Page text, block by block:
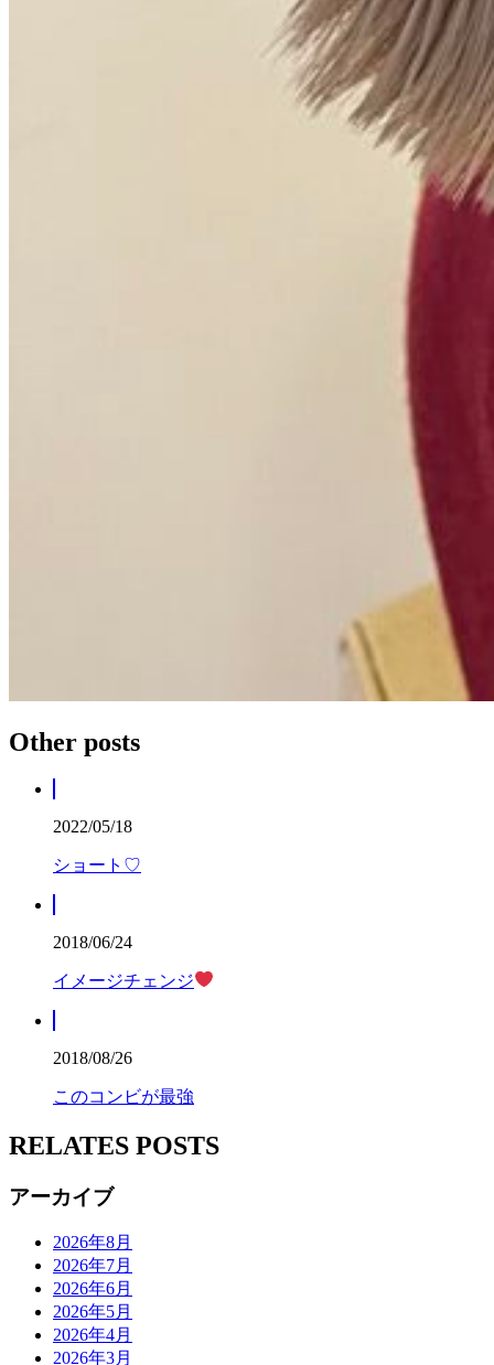
Other posts
2022/05/18
ショート♡
2018/06/24
イメージチェンジ
2018/08/26
このコンビが最強
RELATES POSTS
アーカイブ
2026年8月
2026年7月
2026年6月
2026年5月
2026年4月
2026年3月